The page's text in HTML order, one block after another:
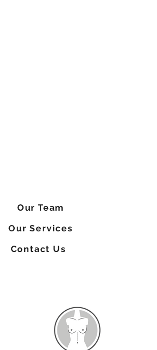
Our Team
Our Services
Contact Us